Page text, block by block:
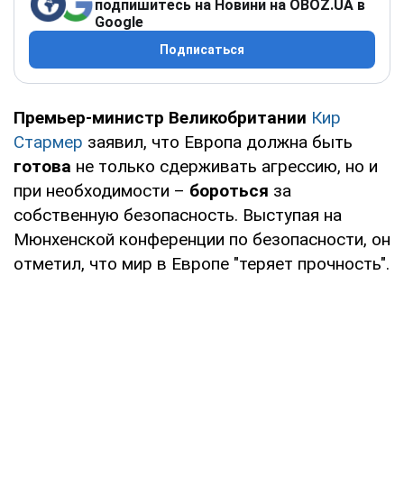
подпишитесь на Новини на OBOZ.UA в
Google
Подписаться
Премьер-министр Великобритании Кир
Стармер заявил, что Европа должна быть
готова не только сдерживать агрессию, но и
при необходимости – бороться за
собственную безопасность. Выступая на
Мюнхенской конференции по безопасности, он
отметил, что мир в Европе "теряет прочность".